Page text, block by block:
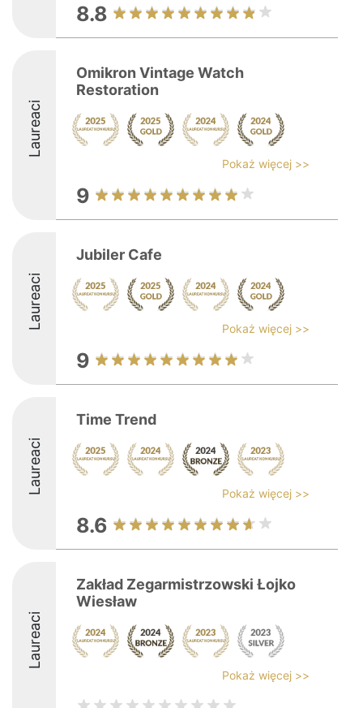
8.8
Laureaci
Omikron Vintage Watch
Restoration
Pokaż więcej >>
9
Laureaci
Jubiler Cafe
Pokaż więcej >>
9
Laureaci
Time Trend
Pokaż więcej >>
8.6
Laureaci
Zakład Zegarmistrzowski Łojko
Wiesław
Pokaż więcej >>